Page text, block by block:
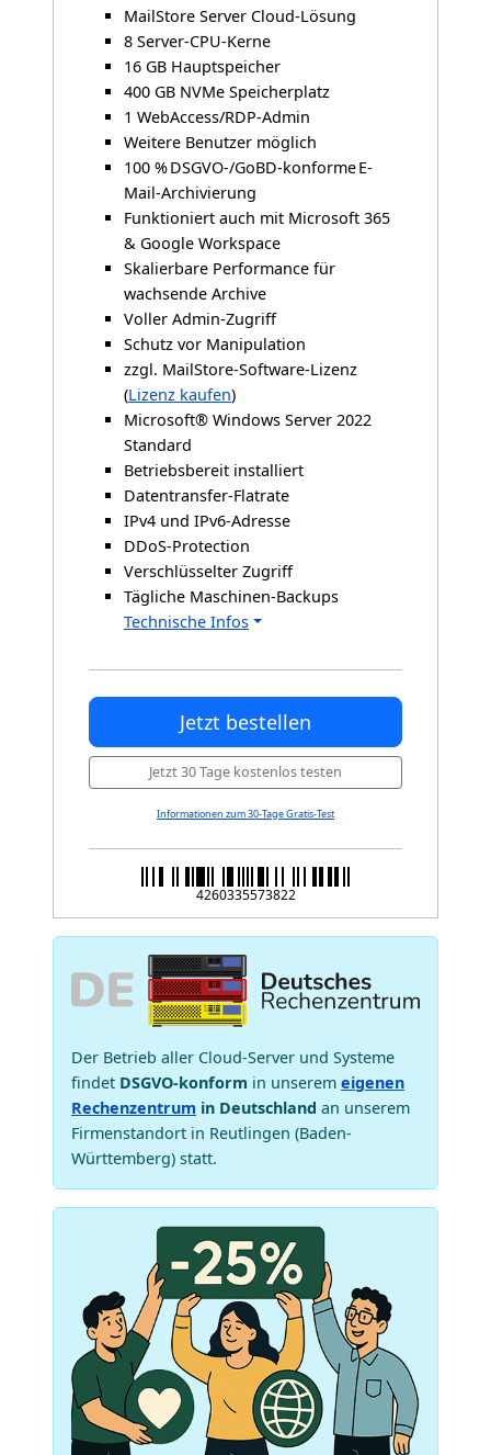
MailStore Server Cloud-Lösung
8 Server-CPU-Kerne
16 GB Hauptspeicher
400 GB NVMe Speicherplatz
1 WebAccess/RDP-Admin
Weitere Benutzer möglich
100 % DSGVO-/GoBD-konforme E-
Mail-Archivierung
Funktioniert auch mit Microsoft 365
& Google Workspace
Skalierbare Performance für
wachsende Archive
Voller Admin-Zugriff
Schutz vor Manipulation
zzgl. MailStore-Software-Lizenz
(Lizenz kaufen)
Microsoft® Windows Server 2022
Standard
Betriebsbereit installiert
Datentransfer-Flatrate
IPv4 und IPv6-Adresse
DDoS-Protection
Verschlüsselter Zugriff
Tägliche Maschinen-Backups
Technische Infos
Jetzt bestellen
Jetzt 30 Tage kostenlos testen
Informationen zum 30-Tage Gratis-Test
4260335573822
Der Betrieb aller Cloud-Server und Systeme
findet DSGVO-konform in unserem eigenen
Rechenzentrum in Deutschland an unserem
Firmenstandort in Reutlingen (Baden-
Württemberg) statt.